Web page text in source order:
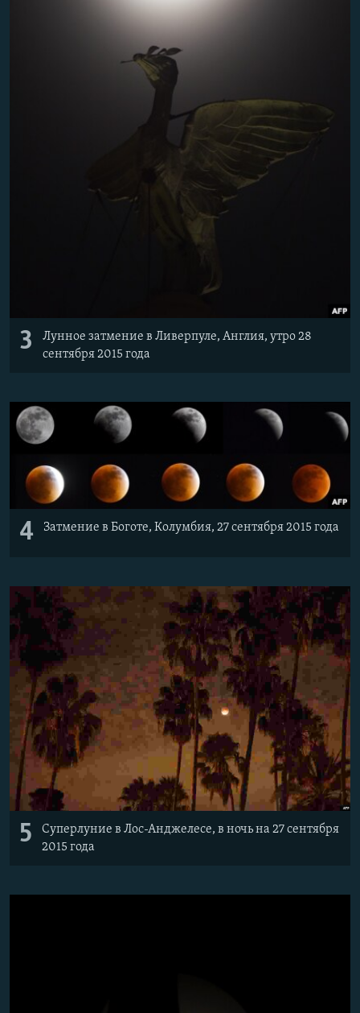
3
Лунное затмение в Ливерпуле, Англия, утро 28
сентября 2015 года
4 Затмение в Боготе, Колумбия, 27 сентября 2015 года
5
Суперлуние в Лос-Анджелесе, в ночь на 27 сентября
2015 года